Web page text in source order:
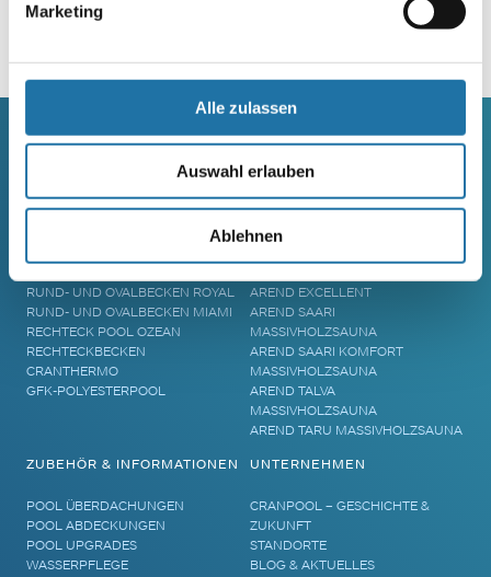
Marketing
Alle zulassen
Auswahl erlauben
Ablehnen
RUNDBECKEN RIMINI
RUND- UND OVALBECKEN SUN
RUND- UND OVALBECKEN ROYAL
RUND- UND OVALBECKEN MIAMI
RECHTECK POOL OZEAN
RECHTECKBECKEN
CRANTHERMO
GFK-POLYESTERPOOL
SAUNA
SAUNA
ELEMENTSAUNA AREND MAATA
AREND EXCELLENT
AREND SAARI
MASSIVHOLZSAUNA
AREND SAARI KOMFORT
MASSIVHOLZSAUNA
AREND TALVA
MASSIVHOLZSAUNA
AREND TARU MASSIVHOLZSAUNA
ZUBEHÖR & INFORMATIONEN
POOL ÜBERDACHUNGEN
POOL ABDECKUNGEN
POOL UPGRADES
WASSERPFLEGE
UNTERNEHMEN
CRANPOOL – GESCHICHTE &
ZUKUNFT
STANDORTE
BLOG & AKTUELLES